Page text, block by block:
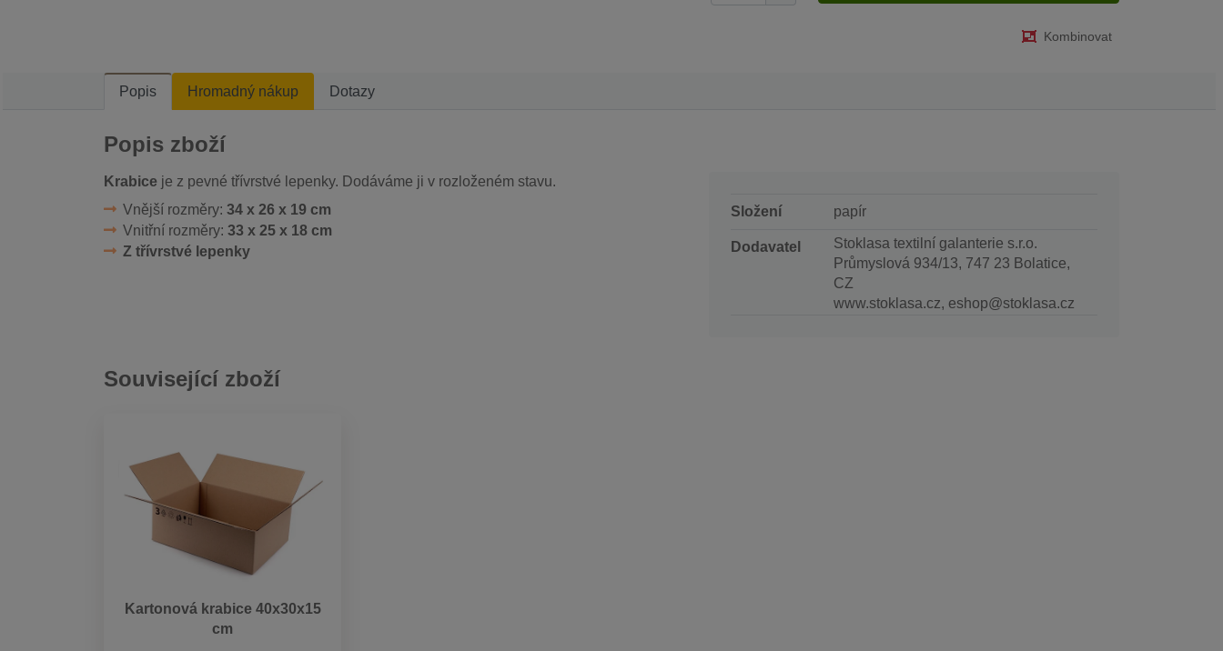
Kombinovat
Popis Hromadný nákup Dotazy
Popis zboží
Krabice je z pevné třívrstvé lepenky. Dodáváme ji v rozloženém stavu.
Vnější rozměry: 34 x 26 x 19 cm
Vnitřní rozměry: 33 x 25 x 18 cm
Z třívrstvé lepenky
Složení papír
Dodavatel
Stoklasa textilní galanterie s.r.o.
Průmyslová 934/13, 747 23 Bolatice,
CZ
www.stoklasa.cz, eshop@stoklasa.cz
Související zboží
Kartonová krabice 40x30x15
cm